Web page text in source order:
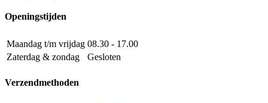
Openingstijden
Maandag t/m vrijdag 08.30 - 17.00
Zaterdag & zondag
Gesloten
Verzendmethoden